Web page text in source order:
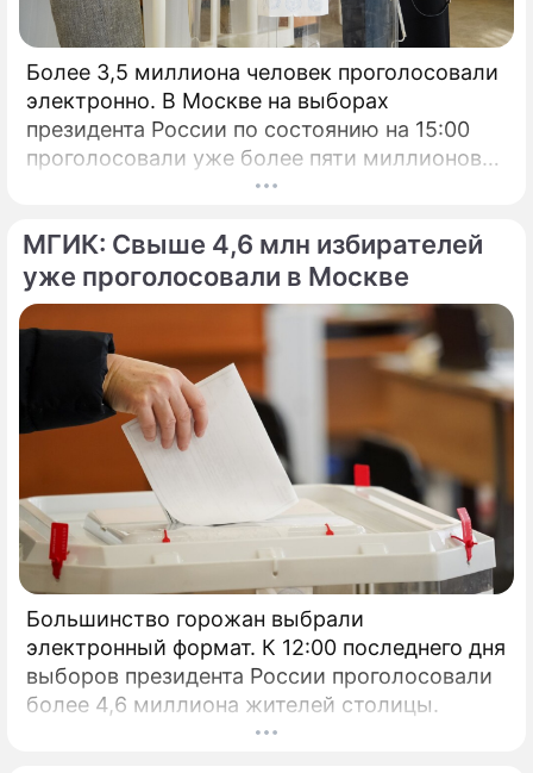
Более 3,5 миллиона человек проголосовали
электронно. В Москве на выборах
президента России по состоянию на 15:00
проголосовали уже более пяти миллионов
МГИК: Свыше 4,6 млн избирателей
уже проголосовали в Москве
Большинство горожан выбрали
электронный формат. К 12:00 последнего дня
выборов президента России проголосовали
более 4,6 миллиона жителей столицы.